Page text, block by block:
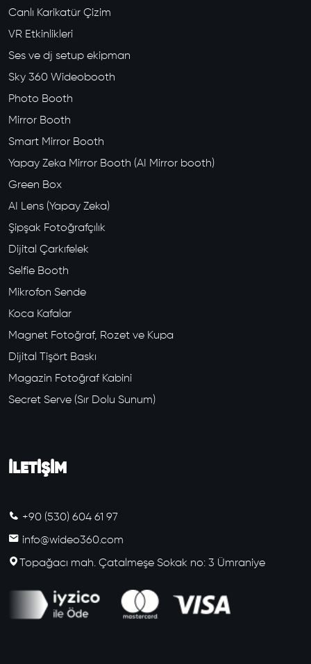
Canlı Karikatür Çizim
VR Etkinlikleri
Ses ve dj setup ekipman
Sky 360 Wideobooth
Photo Booth
Mirror Booth
Smart Mirror Booth
Yapay Zeka Mirror Booth (AI Mirror booth)
Green Box
AI Lens (Yapay Zeka)
Şipşak Fotoğrafçılık
Dijital Çarkıfelek
Selfie Booth
Mikrofon Sende
Koca Kafalar
Magnet Fotoğraf, Rozet ve Kupa
Dijital Tişört Baskı
Magazin Fotoğraf Kabini
Secret Serve (Sır Dolu Sunum)
İLETİŞİM
+90 (530) 604 61 97
info@wideo360.com
Topağacı mah. Çatalmeşe Sokak no: 3 Ümraniye